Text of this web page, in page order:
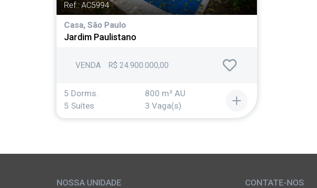
Ref.: AC5994
Casa, São Paulo
Jardim Paulistano
VENDA R$ 24.900.000,00
5 Dorms.
800 m² AU
5 Suítes
3 Vaga(s)
NOSSA UNIDADE CONTATE-NOS